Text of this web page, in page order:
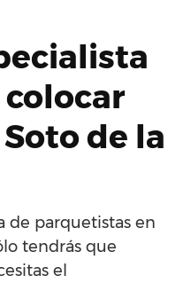
de la
de parquetistas en
tendrás que
el